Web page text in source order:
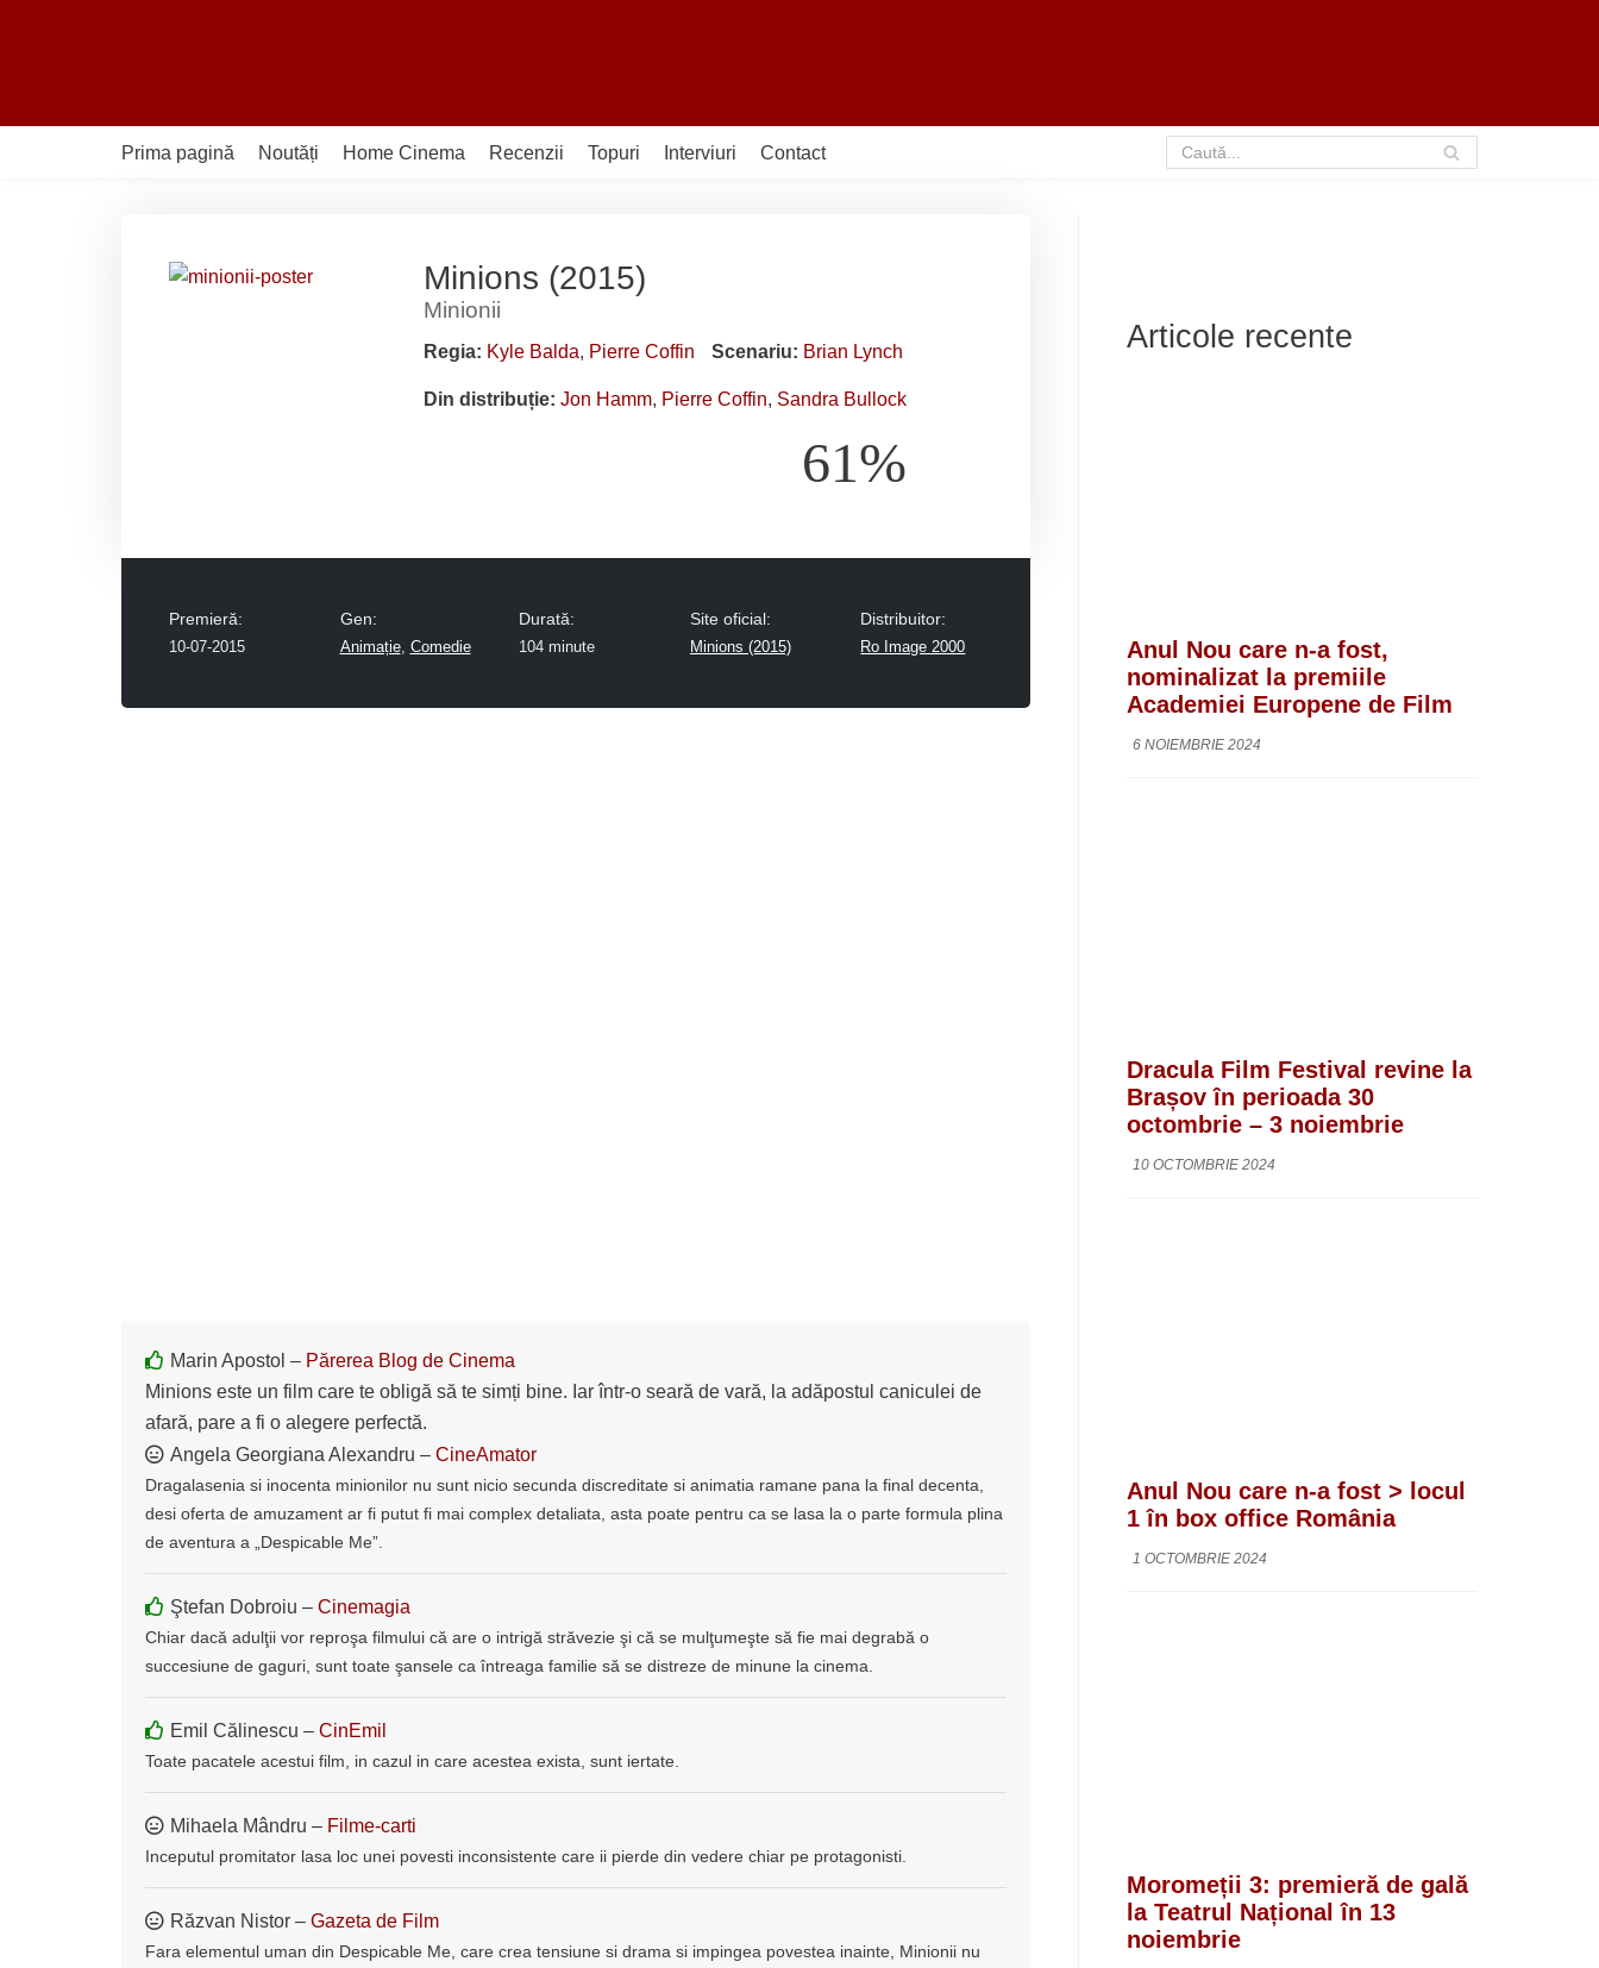
conținut
Prima pagină
Noutăți Home Cinema Recenzii Topuri Interviuri Contact
Minions (2015)
Minionii
Regia: Kyle Balda, Pierre Coffin Scenariu: Brian Lynch
Din distribuție: Jon Hamm, Pierre Coffin, Sandra Bullock
61%
Premieră:
10-07-2015
Gen:
Animație, Comedie
Durată:
104 minute
Site oficial:
Minions (2015)
Distribuitor:
Ro Image 2000
Marin Apostol – Părerea Blog de Cinema
Minions este un film care te obligă să te simți bine. Iar într-o seară de vară, la adăpostul caniculei de
afară, pare a fi o alegere perfectă.
Angela Georgiana Alexandru – CineAmator
Dragalasenia si inocenta minionilor nu sunt nicio secunda discreditate si animatia ramane pana la final decenta,
desi oferta de amuzament ar fi putut fi mai complex detaliata, asta poate pentru ca se lasa la o parte formula plina
de aventura a „Despicable Me”.
Ştefan Dobroiu – Cinemagia
Chiar dacă adulţii vor reproşa filmului că are o intrigă străvezie şi că se mulţumeşte să fie mai degrabă o
succesiune de gaguri, sunt toate şansele ca întreaga familie să se distreze de minune la cinema.
Emil Călinescu – CinEmil
Toate pacatele acestui film, in cazul in care acestea exista, sunt iertate.
Mihaela Mândru – Filme-carti
Inceputul promitator lasa loc unei povesti inconsistente care ii pierde din vedere chiar pe protagonisti.
Răzvan Nistor – Gazeta de Film
Fara elementul uman din Despicable Me, care crea tensiune si drama si impingea povestea inainte, Minionii nu
Articole recente
Anul Nou care n-a fost,
nominalizat la premiile
Academiei Europene de Film
6 NOIEMBRIE 2024
Dracula Film Festival revine la
Brașov în perioada 30
octombrie – 3 noiembrie
10 OCTOMBRIE 2024
Anul Nou care n-a fost > locul
1 în box office România
1 OCTOMBRIE 2024
Moromeții 3: premieră de gală
la Teatrul Național în 13
noiembrie